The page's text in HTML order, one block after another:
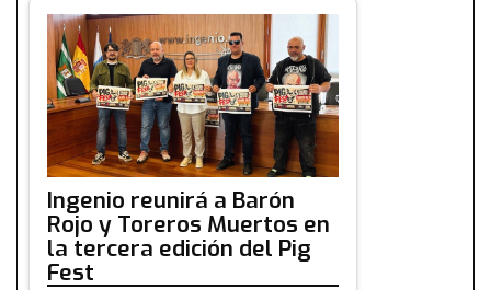
Ingenio reunirá a Barón
Rojo y Toreros Muertos en
la tercera edición del Pig
Fest